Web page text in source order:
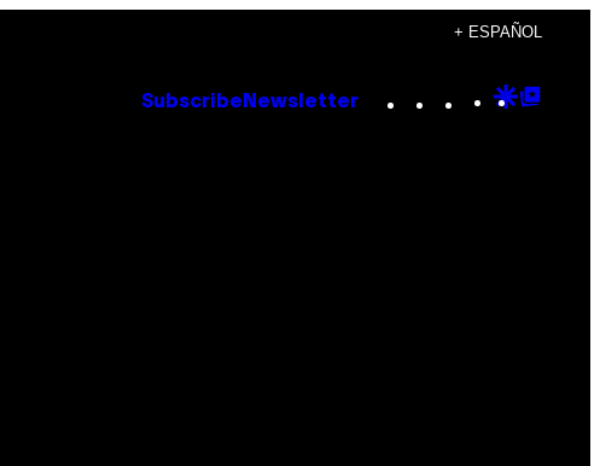
+ ESPAÑOL
Subscribe Newsletter Instagram
TikTok
YouTube
Google